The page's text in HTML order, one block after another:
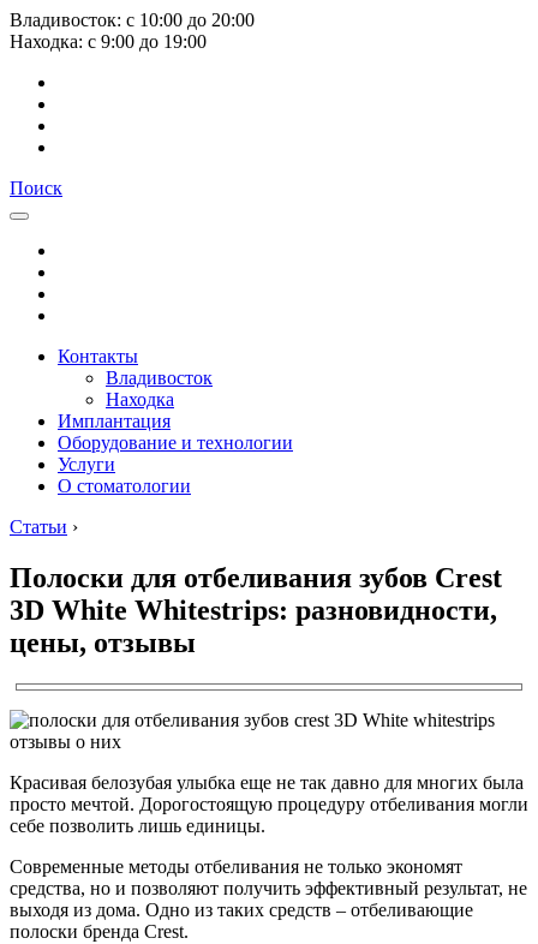
Владивосток: с 10:00 до 20:00
Находка: с 9:00 до 19:00
Поиск
Контакты
Владивосток
Находка
Имплантация
Оборудование и технологии
Услуги
О стоматологии
Статьи ›
Полоски для отбеливания зубов Crest
3D White Whitestrips: разновидности,
цены, отзывы
Красивая белозубая улыбка еще не так давно для многих была
просто мечтой. Дорогостоящую процедуру отбеливания могли
себе позволить лишь единицы.
Современные методы отбеливания не только экономят
средства, но и позволяют получить эффективный результат, не
выходя из дома. Одно из таких средств – отбеливающие
полоски бренда Crest.